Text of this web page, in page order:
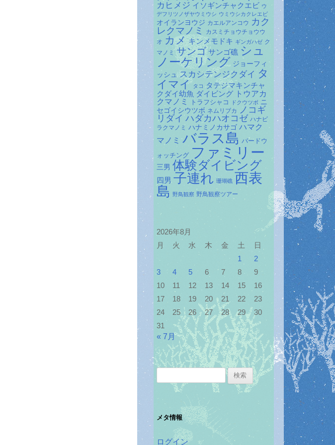
カヒメジ イソギンチャクエビ ウ
デフリツノザヤウミウシ ウミウシカクレエビ
オイランヨウジ カエルアンコウ カク
レクマノミ
カスミチョウチョウウ
オ カメ キンメモドキ ギンガハゼ ク
マノミ サンゴ サンゴ礁 シュ
ノーケリング ジョーフィ
ッシュ スカシテンジクダイ タ
イマイ タコ タテジマキンチャ
クダイ幼魚 ダイビング トウアカ
クマノミ
トラフシャコ ドクウツボ
ニ
セゴイシウツボ ネムリブカ
ノコギ
リダイ ハダカハオコゼ ハナビ
ラクマノミ ハナミノカサゴ ハマク
マノミ バラス島 バードウ
ォッチング ファミリー
三男 体験ダイビング
四男 子連れ 珊瑚礁 西表
島
野鳥観察 野鳥観察ツアー
2026年8月
月
火 水 木 金 土
日
1
2
3
4 5 6 7 8
9
10
11 12 13 14 15
16
17
18 19 20 21 22
23
24
25 26 27 28 29
30
31
« 7月
メタ情報
ログイン